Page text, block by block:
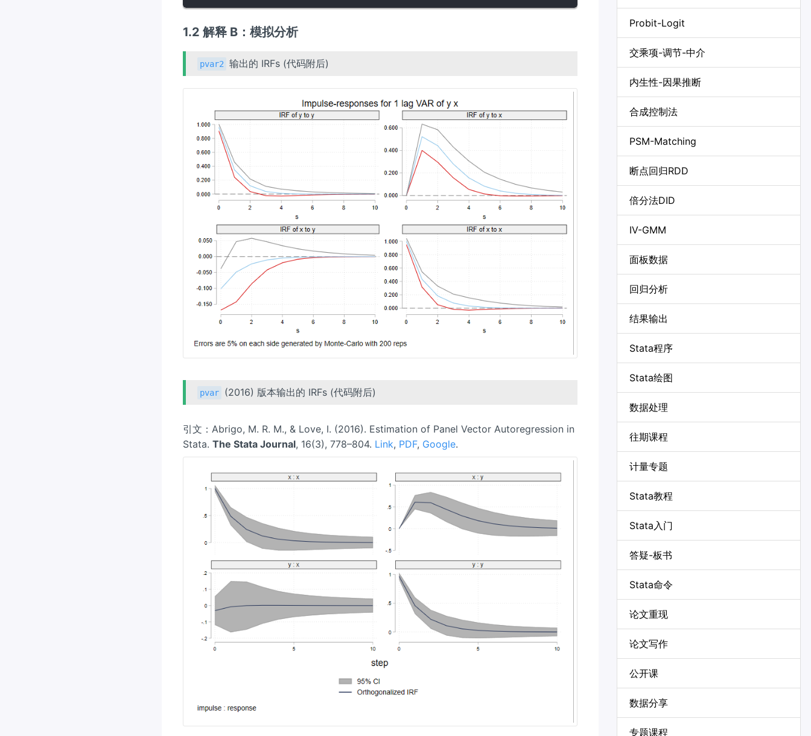
1.2 解释 B：模拟分析
pvar2 输出的 IRFs (代码附后)
pvar (2016) 版本输出的 IRFs (代码附后)
引文：Abrigo, M. R. M., & Love, I. (2016). Estimation of Panel Vector Autoregression in
Stata.The Stata Journal, 16(3), 778–804. Link, PDF, Google.
Probit-Logit
交乘项-调节-中介
内生性-因果推断
合成控制法
PSM-Matching
断点回归RDD
倍分法DID
IV-GMM
面板数据
回归分析
结果输出
Stata程序
Stata绘图
数据处理
往期课程
计量专题
Stata教程
Stata入门
答疑-板书
Stata命令
论文重现
论文写作
公开课
数据分享
专题课程